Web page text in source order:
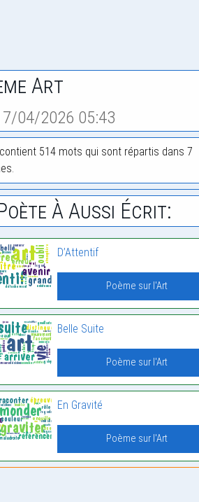
Art
04/2026 05:43
514 mots qui sont répartis dans 7
À Aussi Écrit:
D’Attentif
Poème sur l'Art
Belle Suite
Poème sur l'Art
En Gravité
Poème sur l'Art